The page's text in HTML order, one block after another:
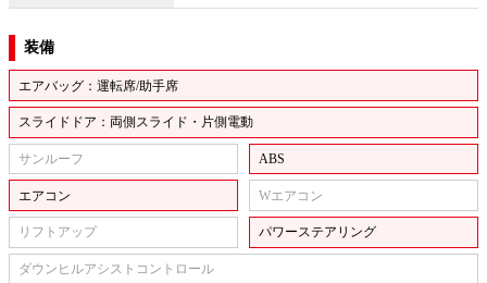
装備
エアバッグ：運転席/助手席
スライドドア：両側スライド・片側電動
サンルーフ ABS
エアコン Wエアコン
リフトアップ パワーステアリング
ダウンヒルアシストコントロール